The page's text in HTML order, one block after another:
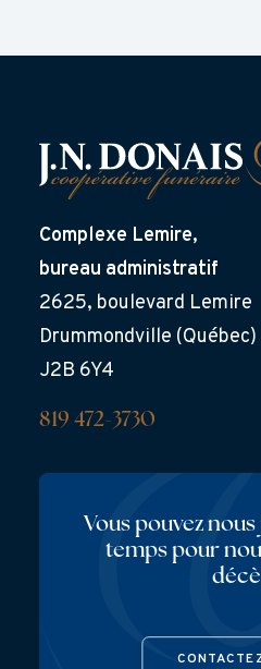
Complexe Lemire,
bureau administratif
2625, boulevard Lemire
Drummondville (Québec)
J2B 6Y4
819 472-3730
Vous pouvez
temps pour